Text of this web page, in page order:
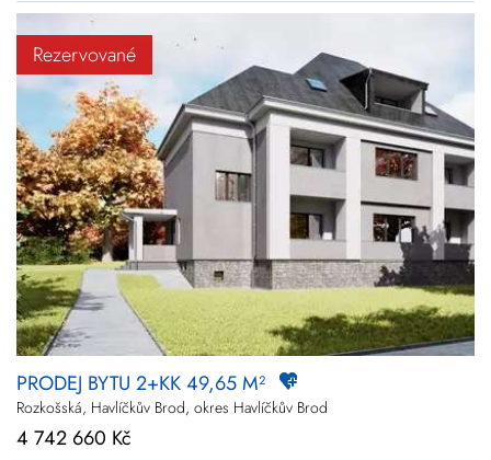
Rezervované
PRODEJ BYTU 2+KK 49,65 M²
Rozkošská, Havlíčkův Brod, okres Havlíčkův Brod
4 742 660 Kč